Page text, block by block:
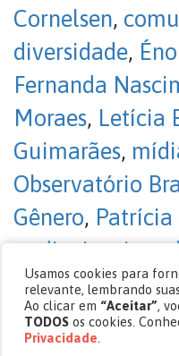
Cornelsen,
diversidade,
Fernanda
Moraes, Letícia
Guimarães,
Observatório
Gênero,
audiovisuais,
Públicas,
D’Ugo,Suzana
Sem comentários
Usamos cookies para
relevante, lembrando
Ao clicar em “Aceitar”,
TODOS os cookies.
Privacidade